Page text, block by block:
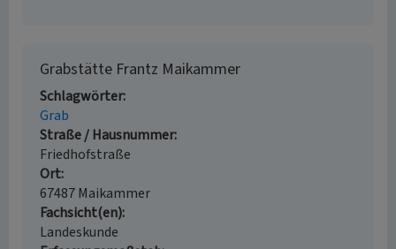
Grabstätte Frantz Maikammer
Schlagwörter
Grab
Straße / Hausnummer
Friedhofstraße
Ort
67487 Maikammer
Fachsicht(en)
Landeskunde